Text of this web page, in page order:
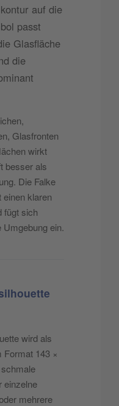
auf die
passt
Glasfläche
die
Glasfronten
wirkt
besser als
Die Falke
klaren
fügt sich
Umgebung ein.
wird als
Format 143 ×
einzelne
mehrere